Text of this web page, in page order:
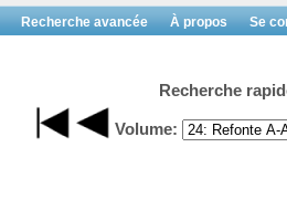
Recherche avancée À propos Se
Recherche
Volume: